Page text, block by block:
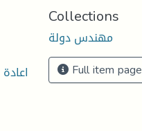
Collections
مهندس دولة
Full item page